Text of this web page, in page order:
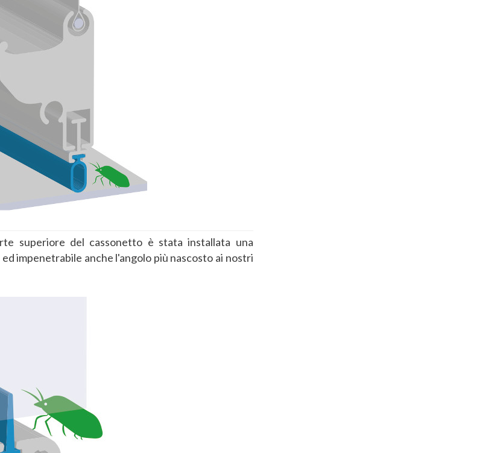
superiore del cassonetto è stata installata una
ed impenetrabile anche l'angolo più nascosto ai nostri